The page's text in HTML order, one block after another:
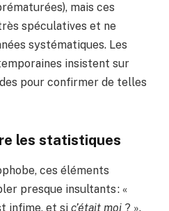
mais ces
spéculatives et ne
systématiques. Les
insistent sur
pour confirmer de telles
les statistiques
ces éléments
presque insultants : «
infime, et si c’était moi ? ».